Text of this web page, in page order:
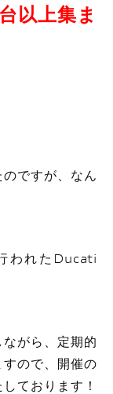
以上集ま
ですが、なん
われたDucati
がら、定期的
ので、開催の
ております！